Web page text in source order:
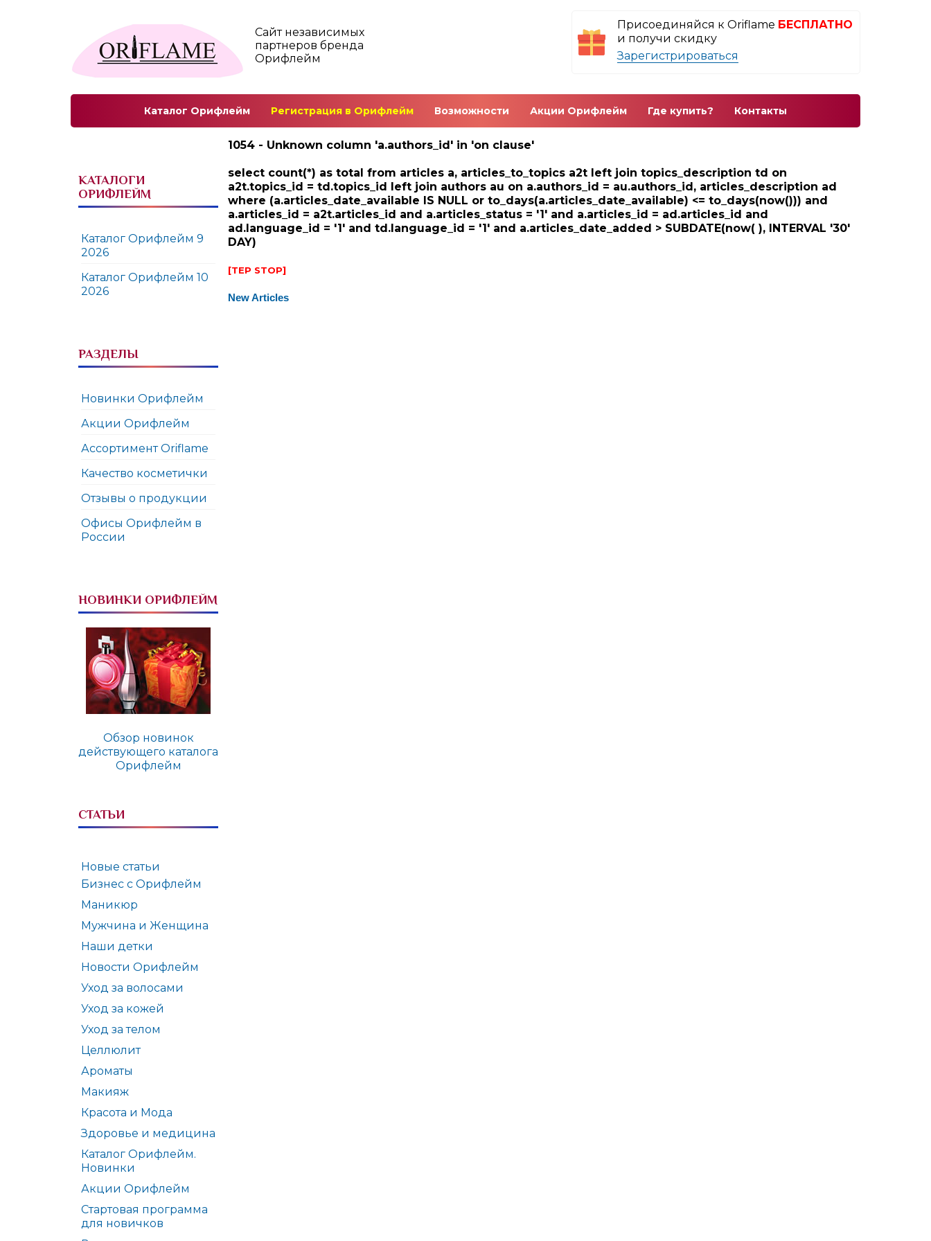
Сайт независимых
партнеров бренда
Орифлейм
Присоединяйся к Oriflame БЕСПЛАТНО
и получи скидку
Зарегистрироваться
Каталог Орифлейм Регистрация в Орифлейм Возможности Акции Орифлейм Где купить? Контакты
КАТАЛОГИ
ОРИФЛЕЙМ
Каталог Орифлейм 9
2026
Каталог Орифлейм 10
2026
РАЗДЕЛЫ
Новинки Орифлейм
Акции Орифлейм
Ассортимент Oriflame
Качество косметички
Отзывы о продукции
Офисы Орифлейм в
России
НОВИНКИ ОРИФЛЕЙМ
Обзор новинок
действующего каталога
Орифлейм
СТАТЬИ
Новые статьи
Бизнес с Орифлейм
Маникюр
Мужчина и Женщина
Наши детки
Новости Орифлейм
Уход за волосами
Уход за кожей
Уход за телом
Целлюлит
Ароматы
Макияж
Красота и Мода
Здоровье и медицина
Каталог Орифлейм.
Новинки
Акции Орифлейм
Стартовая программа
для новичков
1054 - Unknown column 'a.authors_id' in 'on clause'
select count(*) as total from articles a, articles_to_topics a2t left join topics_description td on
a2t.topics_id = td.topics_id left join authors au on a.authors_id = au.authors_id, articles_description ad
where (a.articles_date_available IS NULL or to_days(a.articles_date_available) <= to_days(now())) and
a.articles_id = a2t.articles_id and a.articles_status = '1' and a.articles_id = ad.articles_id and
ad.language_id = '1' and td.language_id = '1' and a.articles_date_added > SUBDATE(now( ), INTERVAL '30'
DAY)
[TEP STOP]
New Articles